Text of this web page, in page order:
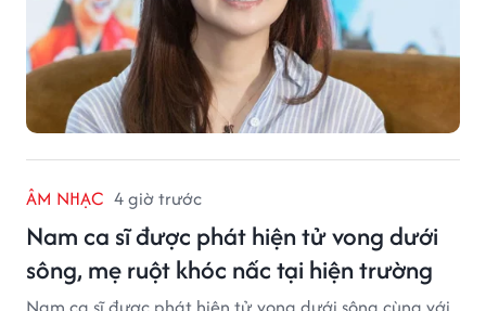
ÂM NHẠC 4 giờ trước
Nam ca sĩ được phát hiện tử vong dưới
sông, mẹ ruột khóc nấc tại hiện trường